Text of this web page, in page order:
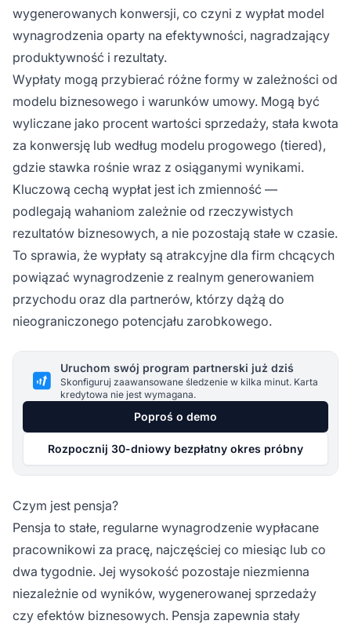
wygenerowanych konwersji, co czyni z wypłat model
wynagrodzenia oparty na efektywności, nagradzający
produktywność i rezultaty.
Wypłaty mogą przybierać różne formy w zależności od
modelu biznesowego i warunków umowy. Mogą być
wyliczane jako procent wartości sprzedaży, stała kwota
za konwersję lub według modelu progowego (tiered),
gdzie stawka rośnie wraz z osiąganymi wynikami.
Kluczową cechą wypłat jest ich zmienność —
podlegają wahaniom zależnie od rzeczywistych
rezultatów biznesowych, a nie pozostają stałe w czasie.
To sprawia, że wypłaty są atrakcyjne dla firm chcących
powiązać wynagrodzenie z realnym generowaniem
przychodu oraz dla partnerów, którzy dążą do
nieograniczonego potencjału zarobkowego.
Uruchom swój program partnerski już dziś
Skonfiguruj zaawansowane śledzenie w kilka minut. Karta
kredytowa nie jest wymagana.
Poproś o demo
Rozpocznij 30-dniowy bezpłatny okres próbny
Czym jest pensja?
Pensja to stałe, regularne wynagrodzenie wypłacane
pracownikowi za pracę, najczęściej co miesiąc lub co
dwa tygodnie. Jej wysokość pozostaje niezmienna
niezależnie od wyników, wygenerowanej sprzedaży
czy efektów biznesowych. Pensja zapewnia stały